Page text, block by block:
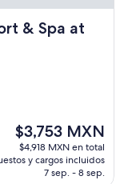
& Spa at
Dunes
El
precio
actual
$3,753 MXN
$4,918 MXN en total
y cargos incluidos
7 sep. - 8 sep.